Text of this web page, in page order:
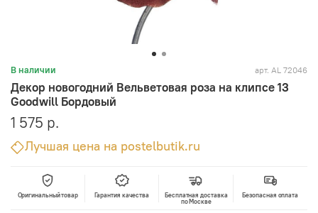
В наличии арт. AL 72046
Декор новогодний Вельветовая роза на клипсе 13
Goodwill Бордовый
1 575 р.
Лучшая цена на postelbutik.ru
Оригинальный товар Гарантия качества
Бесплатная доставка
по Москве
Безопасная оплата